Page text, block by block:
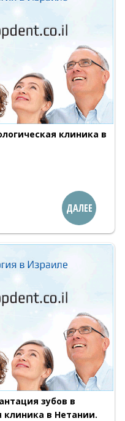
клиника в
ДАЛЕЕ
зубов в
клиника в Нетании.